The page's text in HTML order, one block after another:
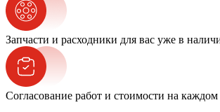
Запчасти и расходники для вас уже в
Согласование работ и стоимости на каждом